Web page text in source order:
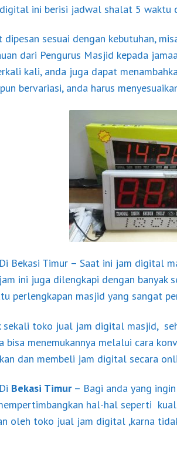
ini berisi jadwal shalat 5 waktu
sesuai dengan kebutuhan,
dari Pengurus Masjid kepada
kali, anda juga dapat
bervariasi, anda harus
Bekasi Timur – Saat ini jam digital
ini juga dilengkapi dengan banyak
perlengkapan masjid yang sangat
sekali toko jual jam digital masjid,
bisa menemukannya melalui cara
dan membeli jam digital secara
Bekasi Timur– Bagi anda yang
hal-hal seperti
oleh toko jual jam digital ,karna